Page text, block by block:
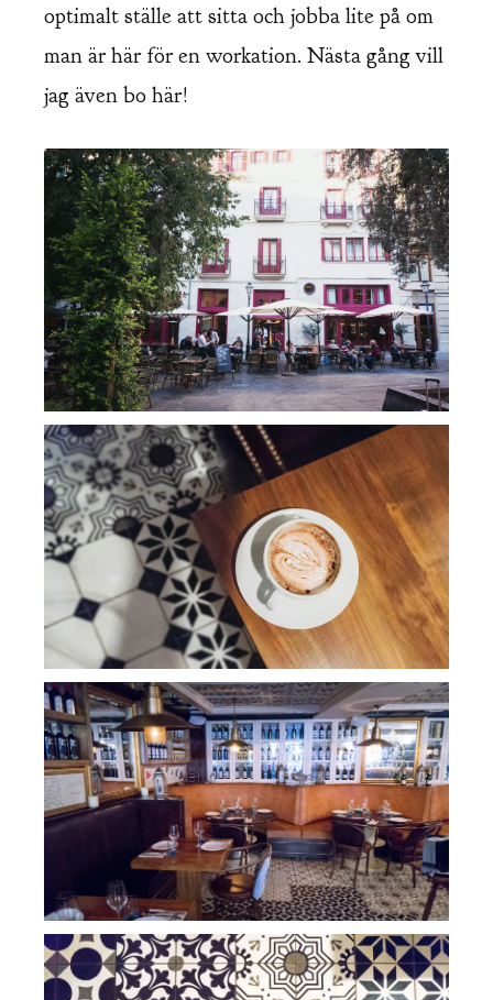
optimalt ställe att sitta och jobba lite på om
man är här för en workation. Nästa gång vill
jag även bo här!